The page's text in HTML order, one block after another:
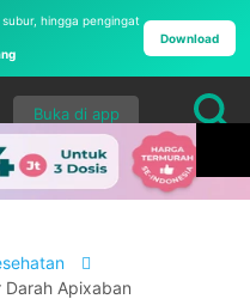
hingga pengingat
Download
Buka di app
Apixaban